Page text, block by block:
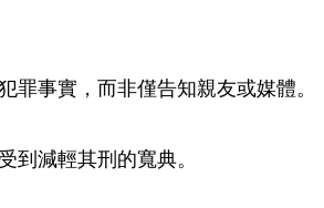
事實，而非僅告知親友或媒體。
減輕其刑的寬典。